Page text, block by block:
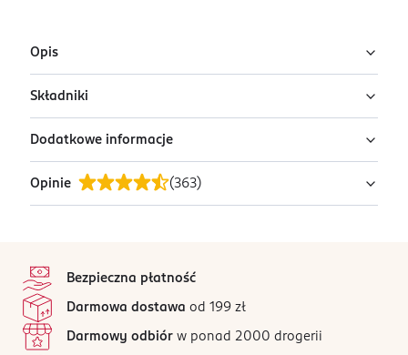
Opis
Uwaga: wysyłamy losowy wariant!
Produkt występuje w różnych wariantach i pakowany
jest losowo. Zdjęcia pokazują przykładowe warianty.
Szukasz konkretnego wariantu lub chcesz sprawdzić
pełną ofertę? Zapraszamy do najbliższej drogerii.
Wata w 100% z bawełny.
Przyjazne dla środowiska papierowe patyczki.
Składniki
Główka z waty w 100% wykonaną z bawełny oraz
papierowych patyczków przyjaznych dla środowiska.
Dodatkowe informacje
PRZYGOTOWANIE I STOSOWANIE
Do codziennej pielęgnacji.
Nie wprowadzać patyczków do przewodu słuchowego
lub nosa. Nie wyrzucać do toalety.
PRODUCENT/PODMIOT ODPOWIEDZIALNY
Dirk Rossmann GmbH
Opinie (363)
Wszystkie opinie są zweryfikowane zakupem.
Bezpieczna płatność
Darmowa dostawa od 199 zł
Darmowy odbiór w ponad 2000 drogerii